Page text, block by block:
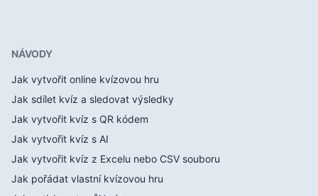
NÁVODY
Jak vytvořit online kvízovou hru
Jak sdílet kvíz a sledovat výsledky
Jak vytvořit kvíz s QR kódem
Jak vytvořit kvíz s AI
Jak vytvořit kvíz z Excelu nebo CSV souboru
Jak pořádat vlastní kvízovou hru